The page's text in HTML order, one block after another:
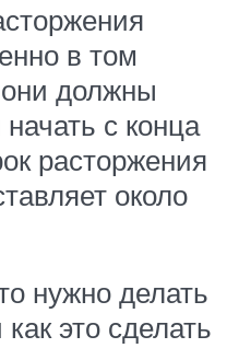
в том
должны
с конца
расторжения
около
нужно делать
это сделать